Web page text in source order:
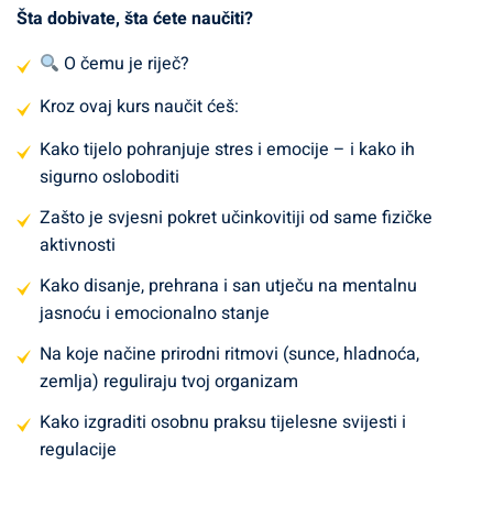
samorazvoja temeljen na tijelu. Kroz osam pažljivo
strukturiranih modula, upoznat ćete se s najvažnijim
zdravlje, već duboko utječu na
psihološku otpornost i energetsku jasnoću .
Program se temelji na znanstveno potvrđenim metodama
i drevnim praksama koje reguliraju živčani sustav,
oslobađaju kroničnu napetost i razvijaju tjelesnu
prisutnost – temelj istinske unutarnje stabilnosti.
O čemu je riječ?
Kakotijelo pohranjuje stres i emocije
Šta dobivate, šta ćete naučiti?
O čemu je riječ?
Kroz ovaj kurs naučit ćeš:
Kako tijelo pohranjuje stres i emocije – i kako ih
sigurno osloboditi
Zašto je svjesni pokret učinkovitiji od same fizičke
aktivnosti
Kako disanje, prehrana i san utječu na mentalnu
jasnoću i emocionalno stanje
Na koje načine prirodni ritmovi (sunce, hladnoća,
zemlja) reguliraju tvoj organizam
Kako izgraditi osobnu praksu tijelesne svijesti i
regulacije